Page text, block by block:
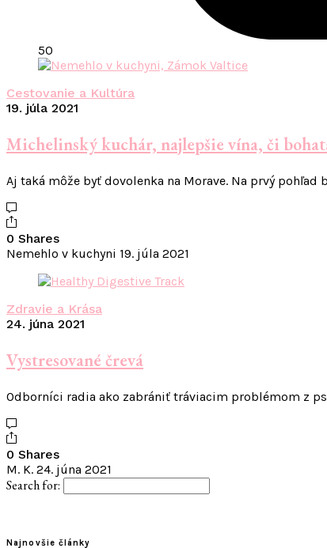
50
Cestovanie a Kultúra
19. júla 2021
Michelinský kuchár, najlepšie vína, či
Aj taká môže byť dovolenka na Morave. Na prvý pohľad
0 Shares
Nemehlo v kuchyni 19. júla 2021
Zdravie a Krása
24. júna 2021
Vystresované črevá
Odborníci radia ako zabrániť tráviacim problémom z
0 Shares
M. K. 24. júna 2021
Search for:
Najnovšie články